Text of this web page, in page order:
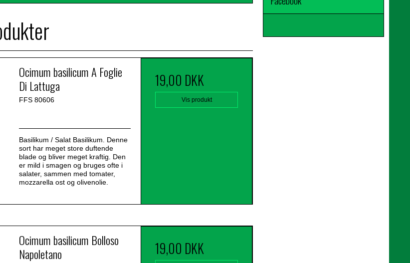
Ocimum basilicum A Foglie
Di Lattuga
FFS 80606
Basilikum / Salat Basilikum. Denne
sort har meget store duftende
blade og bliver meget kraftig. Den
er mild i smagen og bruges ofte i
salater, sammen med tomater,
mozzarella ost og olivenolie.
19,00 DKK
Vis produkt
Ocimum basilicum Bolloso
Napoletano
19,00 DKK